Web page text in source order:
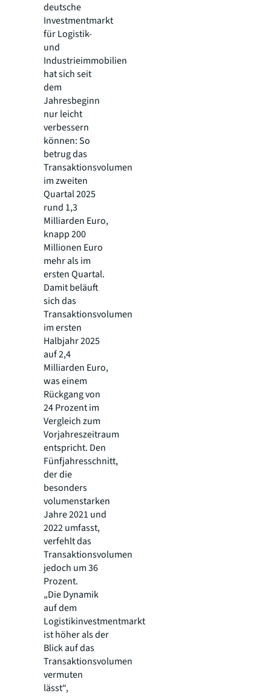
deutsche
Investmentmarkt
für Logistik-
und
Industrieimmobilien
hat sich seit
dem
Jahresbeginn
nur leicht
verbessern
können: So
betrug das
Transaktionsvolumen
im zweiten
Quartal 2025
rund 1,3
Milliarden Euro,
knapp 200
Millionen Euro
mehr als im
ersten Quartal.
Damit beläuft
sich das
Transaktionsvolumen
im ersten
Halbjahr 2025
auf 2,4
Milliarden Euro,
was einem
Rückgang von
24 Prozent im
Vergleich zum
Vorjahreszeitraum
entspricht. Den
Fünfjahresschnitt,
der die
besonders
volumenstarken
Jahre 2021 und
2022 umfasst,
verfehlt das
Transaktionsvolumen
jedoch um 36
Prozent.
„Die Dynamik
auf dem
Logistikinvestmentmarkt
ist höher als der
Blick auf das
Transaktionsvolumen
vermuten
lässt“,